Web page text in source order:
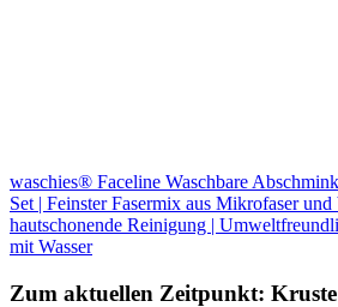
waschies® Faceline Waschbare
Set | Feinster Fasermix aus Mikrofaser
hautschonende Reinigung |
mit Wasser
Zum aktuellen Zeitpunkt: